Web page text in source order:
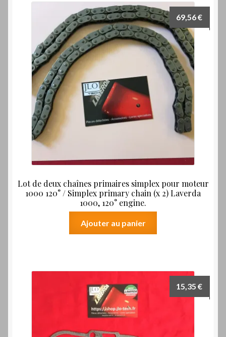
Lot de deux chaînes primaires simplex pour moteur
1000 120° / Simplex primary chain (x 2) Laverda
1000, 120° engine.
69,56€
Ajouter au panier
15,35€